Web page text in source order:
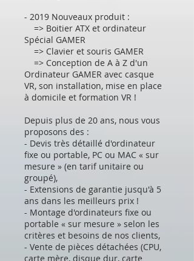
- 2019 Nouveaux produit :
=> Boitier ATX et ordinateur
Spécial GAMER
=> Clavier et souris GAMER
=> Conception de A à Z d'un
Ordinateur GAMER avec casque
VR, son installation, mise en place
à domicile et formation VR !
Depuis plus de 20 ans, nous vous
proposons des :
- Devis très détaillé d'ordinateur
fixe ou portable, PC ou MAC « sur
mesure » (en tarif unitaire ou
groupé),
- Extensions de garantie jusqu'à 5
ans dans les meilleurs prix !
- Montage d'ordinateurs fixe ou
portable « sur mesure » selon les
critères et besoins de nos clients,
- Vente de pièces détachées (CPU,
carte mère, disque dur, carte